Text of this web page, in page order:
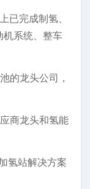
已完成制氢、
机系统、整车
的龙头公司，
商龙头和氢能
氢站解决方案